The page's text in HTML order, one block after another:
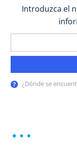
Introduzca el
¿Dónde se